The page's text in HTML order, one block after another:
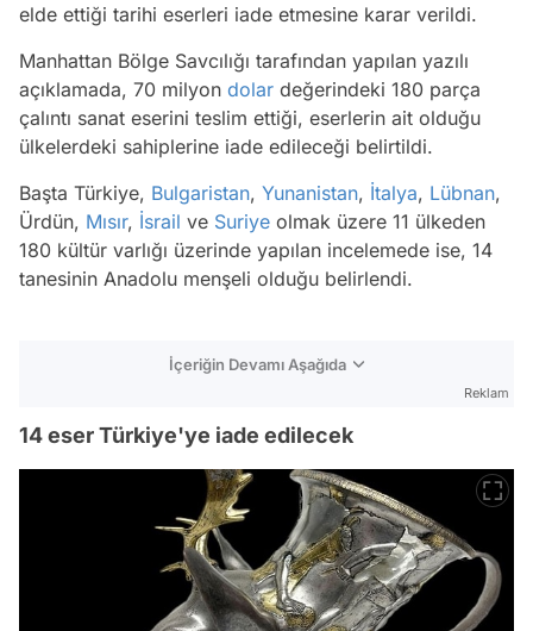
elde ettiği tarihi eserleri iade etmesine karar verildi.
Manhattan Bölge Savcılığı tarafından yapılan yazılı
açıklamada, 70 milyon dolar değerindeki 180 parça
çalıntı sanat eserini teslim ettiği, eserlerin ait olduğu
ülkelerdeki sahiplerine iade edileceği belirtildi.
Başta Türkiye, Bulgaristan, Yunanistan, İtalya, Lübnan,
Ürdün, Mısır, İsrail ve Suriye olmak üzere 11 ülkeden
180 kültür varlığı üzerinde yapılan incelemede ise, 14
tanesinin Anadolu menşeli olduğu belirlendi.
İçeriğin Devamı Aşağıda
Reklam
14 eser Türkiye'ye iade edilecek